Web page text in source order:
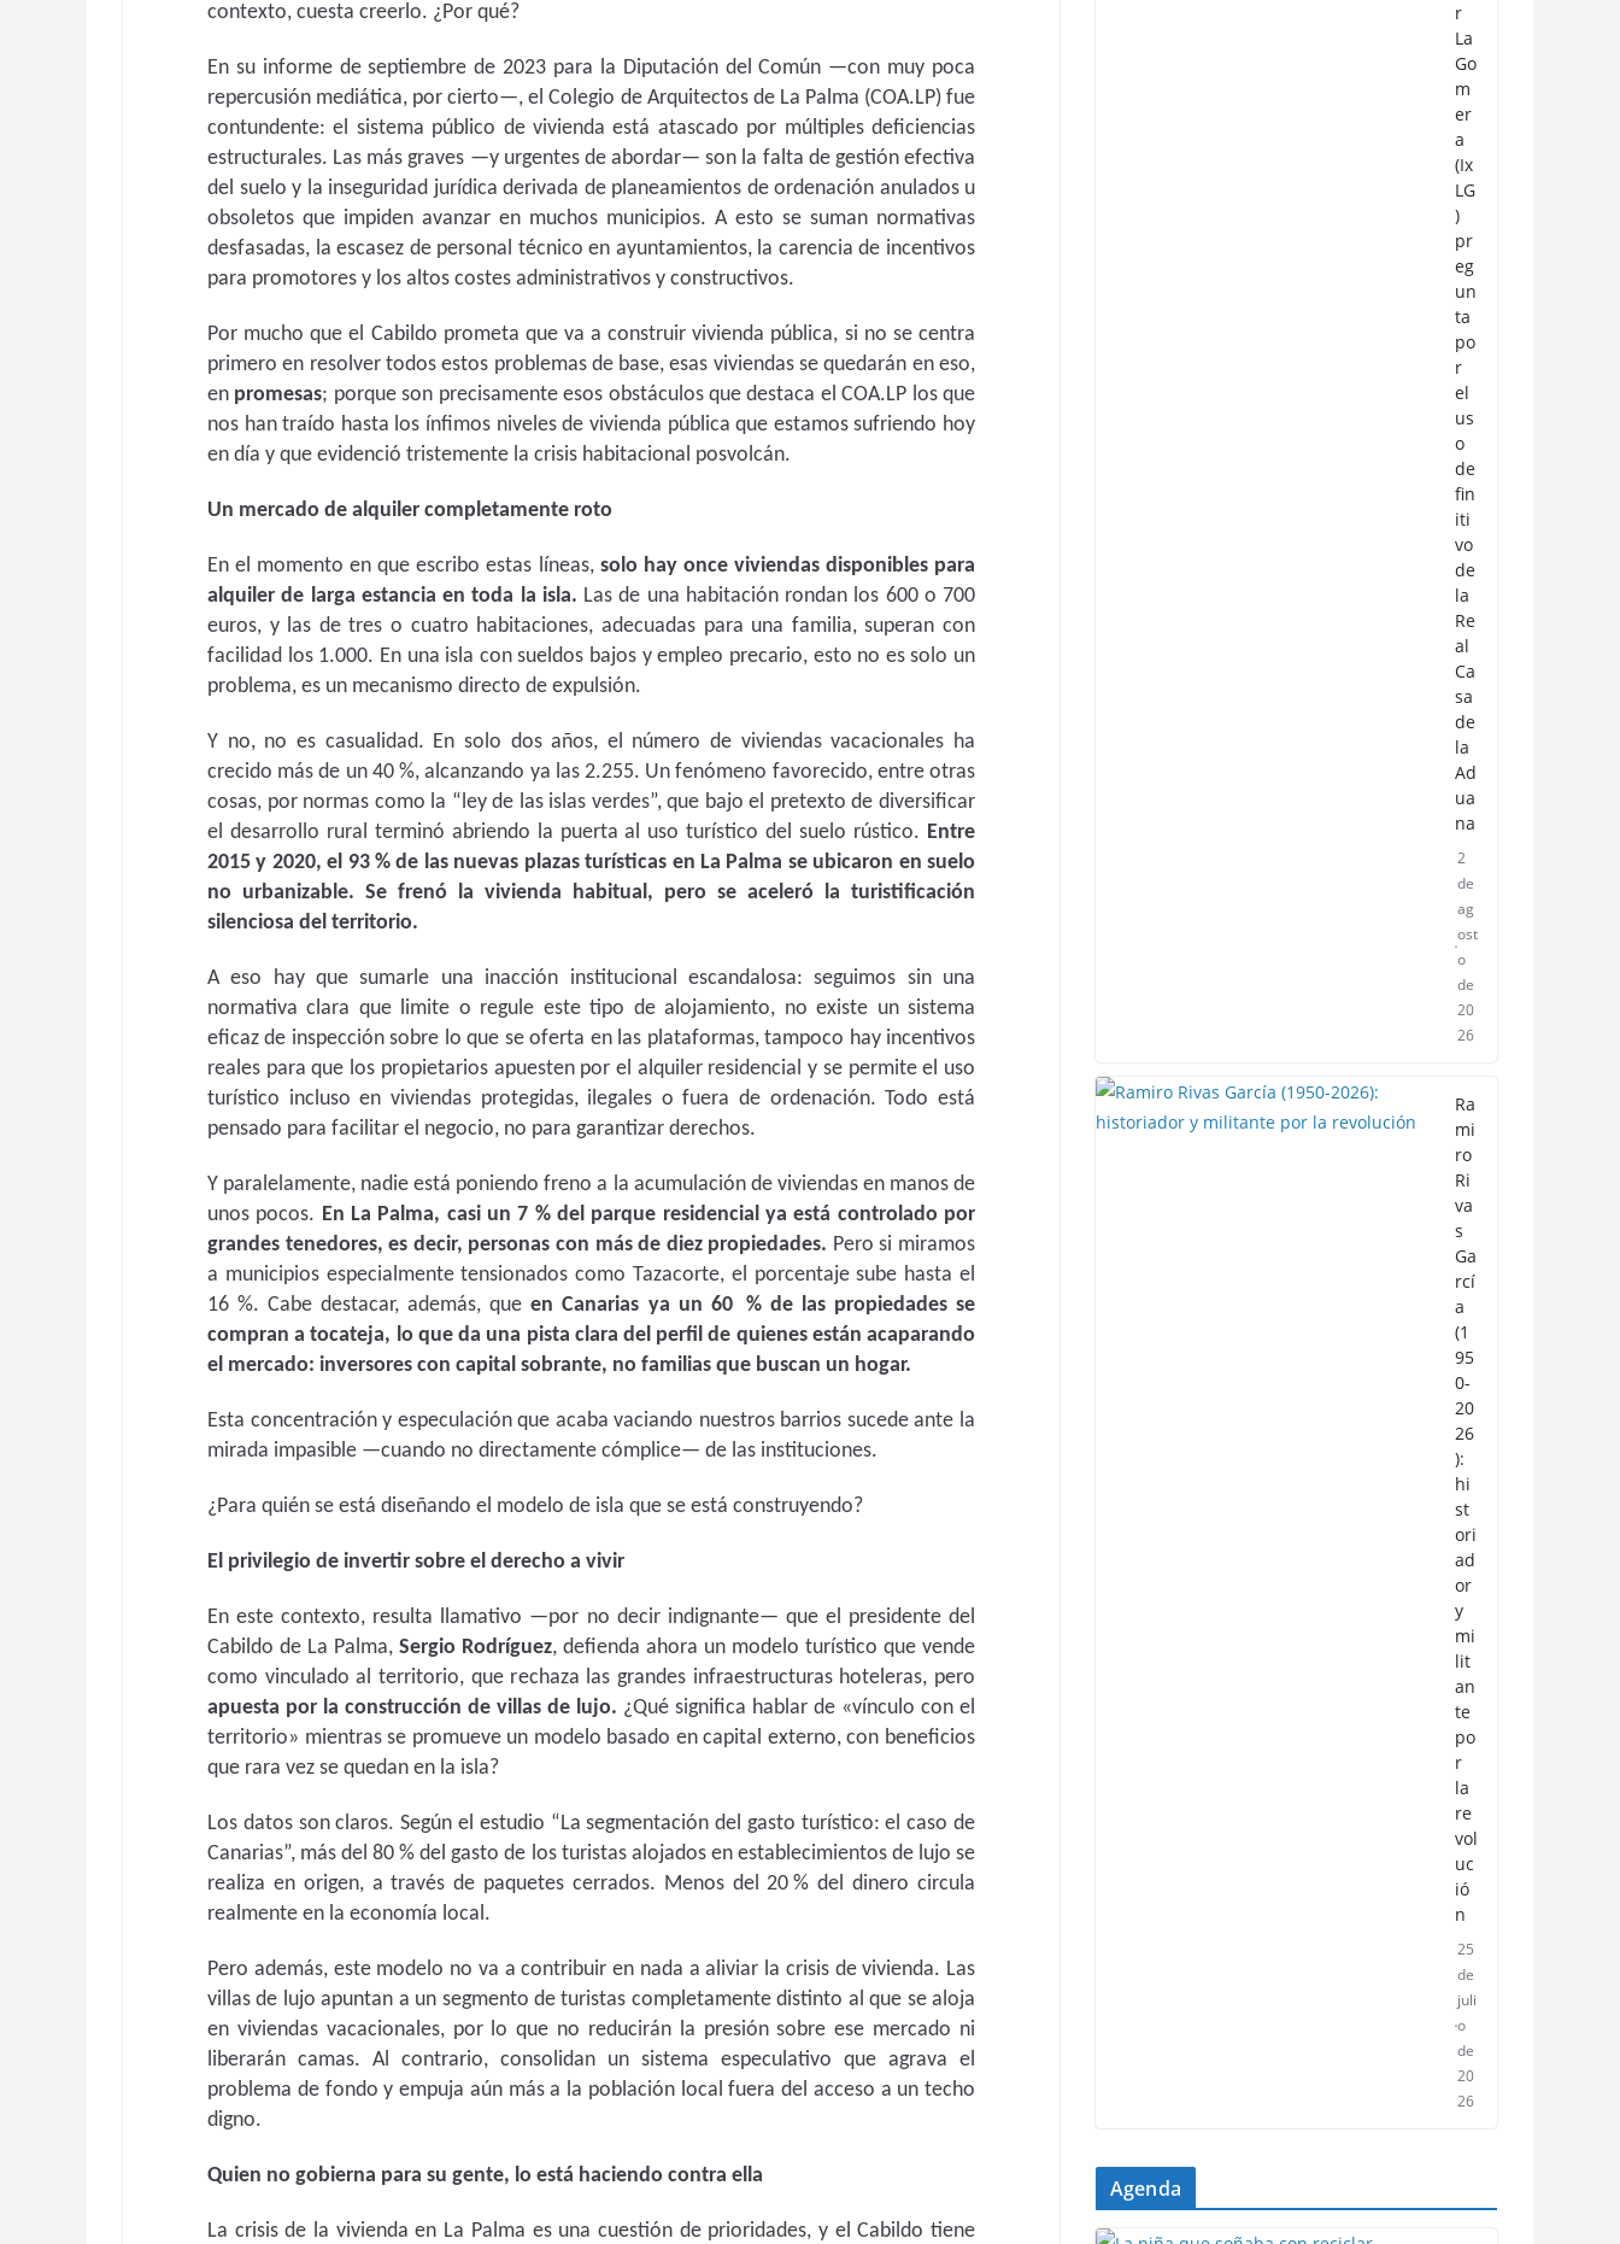
contexto, cuesta creerlo. ¿Por qué?
En su informe de septiembre de 2023 para la Diputación del Común —con muy poca
repercusión mediática, por cierto—, el Colegio de Arquitectos de La Palma (COA.LP) fue
contundente: el sistema público de vivienda está atascado por múltiples deficiencias
estructurales. Las más graves —y urgentes de abordar— son la falta de gestión efectiva
del suelo y la inseguridad jurídica derivada de planeamientos de ordenación anulados u
obsoletos que impiden avanzar en muchos municipios. A esto se suman normativas
desfasadas, la escasez de personal técnico en ayuntamientos, la carencia de incentivos
para promotores y los altos costes administrativos y constructivos.
Por mucho que el Cabildo prometa que va a construir vivienda pública, si no se centra
primero en resolver todos estos problemas de base, esas viviendas se quedarán en eso,
en promesas; porque son precisamente esos obstáculos que destaca el COA.LP los que
nos han traído hasta los ínfimos niveles de vivienda pública que estamos sufriendo hoy
en día y que evidenció tristemente la crisis habitacional posvolcán.
Un mercado de alquiler completamente roto
En el momento en que escribo estas líneas, solo hay once viviendas disponibles para
alquiler de larga estancia en toda la isla. Las de una habitación rondan los 600 o 700
euros, y las de tres o cuatro habitaciones, adecuadas para una familia, superan con
facilidad los 1.000. En una isla con sueldos bajos y empleo precario, esto no es solo un
problema, es un mecanismo directo de expulsión.
Y no, no es casualidad. En solo dos años, el número de viviendas vacacionales ha
crecido más de un 40 %, alcanzando ya las 2.255. Un fenómeno favorecido, entre otras
cosas, por normas como la “ley de las islas verdes”, que bajo el pretexto de diversificar
el desarrollo rural terminó abriendo la puerta al uso turístico del suelo rústico. Entre
2015 y 2020, el 93 % de las nuevas plazas turísticas en La Palma se ubicaron en suelo
no urbanizable. Se frenó la vivienda habitual, pero se aceleró la turistificación
silenciosa del territorio.
A eso hay que sumarle una inacción institucional escandalosa: seguimos sin una
normativa clara que limite o regule este tipo de alojamiento, no existe un sistema
eficaz de inspección sobre lo que se oferta en las plataformas, tampoco hay incentivos
reales para que los propietarios apuesten por el alquiler residencial y se permite el uso
turístico incluso en viviendas protegidas, ilegales o fuera de ordenación. Todo está
pensado para facilitar el negocio, no para garantizar derechos.
Y paralelamente, nadie está poniendo freno a la acumulación de viviendas en manos de
unos pocos. En La Palma, casi un 7 % del parque residencial ya está controlado por
grandes tenedores, es decir, personas con más de diez propiedades. Pero si miramos
a municipios especialmente tensionados como Tazacorte, el porcentaje sube hasta el
16 %. Cabe destacar, además, queen Canarias ya un 60 % de las propiedades se
compran a tocateja, lo que da una pista clara del perfil de quienes están acaparando
el mercado: inversores con capital sobrante, no familias que buscan un hogar.
Esta concentración y especulación que acaba vaciando nuestros barrios sucede ante la
mirada impasible —cuando no directamente cómplice— de las instituciones.
¿Para quién se está diseñando el modelo de isla que se está construyendo?
El privilegio de invertir sobre el derecho a vivir
En este contexto, resulta llamativo —por no decir indignante— que el presidente del
Cabildo de La Palma, Sergio Rodríguez, defienda ahora un modelo turístico que vende
como vinculado al territorio, que rechaza las grandes infraestructuras hoteleras, pero
apuesta por la construcción de villas de lujo. ¿Qué significa hablar de «vínculo con el
territorio» mientras se promueve un modelo basado en capital externo, con beneficios
que rara vez se quedan en la isla?
Los datos son claros. Según el estudio “La segmentación del gasto turístico: el caso de
Canarias”, más del 80 % del gasto de los turistas alojados en establecimientos de lujo se
realiza en origen, a través de paquetes cerrados. Menos del 20 % del dinero circula
realmente en la economía local.
Pero además, este modelo no va a contribuir en nada a aliviar la crisis de vivienda. Las
villas de lujo apuntan a un segmento de turistas completamente distinto al que se aloja
en viviendas vacacionales, por lo que no reducirán la presión sobre ese mercado ni
liberarán camas. Al contrario, consolidan un sistema especulativo que agrava el
problema de fondo y empuja aún más a la población local fuera del acceso a un techo
digno.
Quien no gobierna para su gente, lo está haciendo contra ella
La crisis de la vivienda en La Palma es una cuestión de prioridades, y el Cabildo tiene
r
La
Go
m
er
a
(Ix
LG
)
pr
eg
un
ta
po
r
el
us
o
de
fin
iti
vo
de
la
Re
al
Ca
sa
de
la
Ad
ua
na
2
de
ag
ost
o
de
20
26
Ra
mi
ro
Ri
va
s
Ga
rcí
a
(1
95
0-
20
26
):
hi
st
ori
ad
or
y
mi
lit
an
te
po
r
la
re
vol
uc
ió
n
25
de
juli
o
de
20
26
Agenda